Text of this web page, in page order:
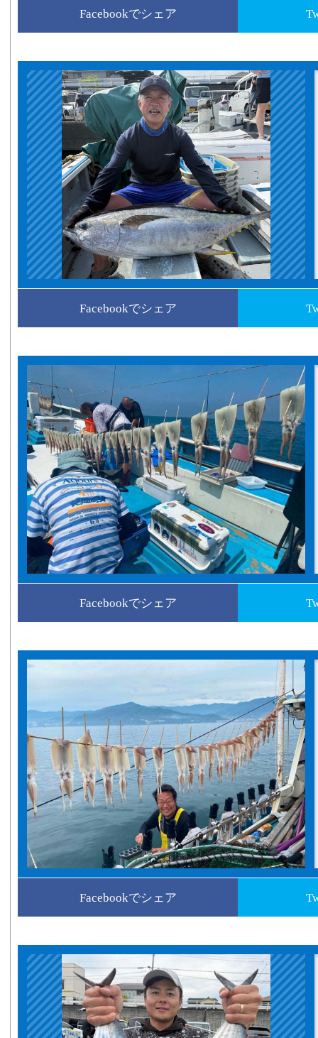
Facebookでシェア
Facebookでシェア
Facebookでシェア
Facebookでシェア